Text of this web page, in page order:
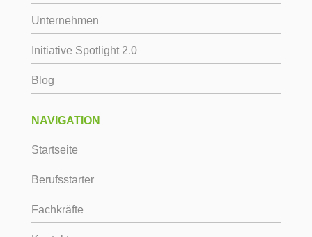
Unternehmen
Initiative Spotlight 2.0
Blog
NAVIGATION
Startseite
Berufsstarter
Fachkräfte